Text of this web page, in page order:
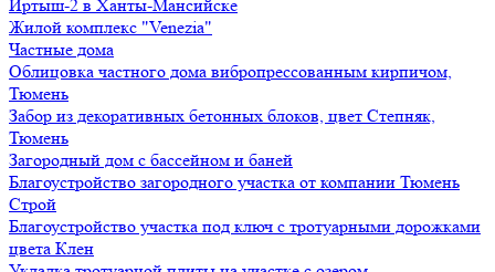
Иртыш-2 в Ханты-Мансийске
Жилой комплекс "Venezia"
Частные дома
Облицовка частного дома вибропрессованным кирпичом,
Тюмень
Забор из декоративных бетонных блоков, цвет Степняк,
Тюмень
Загородный дом с бассейном и баней
Благоустройство загородного участка от компании Тюмень
Строй
Благоустройство участка под ключ с тротуарными дорожками
цвета Клен